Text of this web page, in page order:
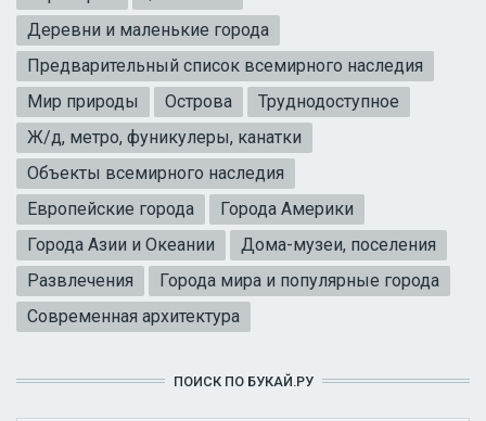
Деревни и маленькие города
Предварительный список всемирного наследия
Мир природы
Острова
Труднодоступное
Ж/д, метро, фуникулеры, канатки
Объекты всемирного наследия
Европейские города
Города Америки
Города Азии и Океании
Дома-музеи, поселения
Развлечения
Города мира и популярные города
Современная архитектура
ПОИСК ПО БУКАЙ.РУ